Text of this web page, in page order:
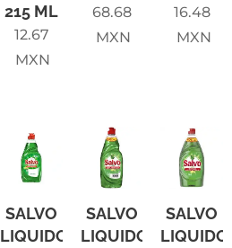
215 ML
12.67
MXN
68.68
MXN
16.48
MXN
SALVO
LIQUIDO
SALVO
LIQUIDO
SALVO
LIQUIDO